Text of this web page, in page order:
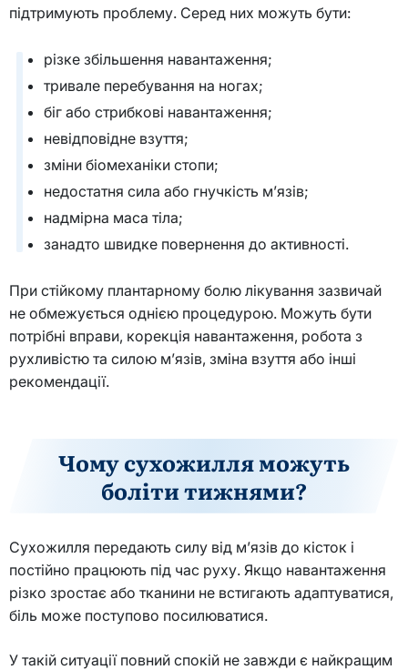
підтримують проблему. Серед них можуть бути:
різке збільшення навантаження;
тривале перебування на ногах;
біг або стрибкові навантаження;
невідповідне взуття;
зміни біомеханіки стопи;
недостатня сила або гнучкість м’язів;
надмірна маса тіла;
занадто швидке повернення до активності.
При стійкому плантарному болю лікування зазвичай
не обмежується однією процедурою. Можуть бути
потрібні вправи, корекція навантаження, робота з
рухливістю та силою м’язів, зміна взуття або інші
рекомендації.
Чому сухожилля можуть
боліти тижнями?
Сухожилля передають силу від м’язів до кісток і
постійно працюють під час руху. Якщо навантаження
різко зростає або тканини не встигають адаптуватися,
біль може поступово посилюватися.
У такій ситуації повний спокій не завжди є найкращим